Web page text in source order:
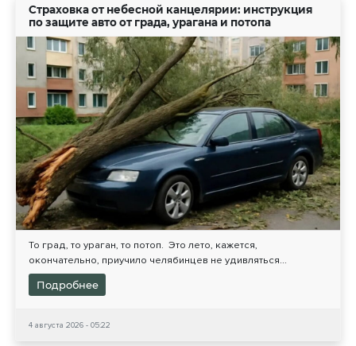
Страховка от небесной канцелярии: инструкция
по защите авто от града, урагана и потопа
То град, то ураган, то потоп. Это лето, кажется,
окончательно, приучило челябинцев не удивляться...
Подробнее
4 августа 2026 - 05:22